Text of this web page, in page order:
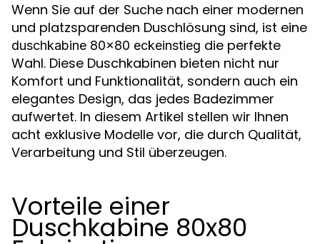
Wenn Sie auf der Suche nach einer modernen
und platzsparenden Duschlösung sind, ist eine
duschkabine 80x80 eckeinstieg die perfekte
Wahl. Diese Duschkabinen bieten nicht nur
Komfort und Funktionalität, sondern auch ein
elegantes Design, das jedes Badezimmer
aufwertet. In diesem Artikel stellen wir Ihnen
acht exklusive Modelle vor, die durch Qualität,
Verarbeitung und Stil überzeugen.
Vorteile einer
Duschkabine 80x80